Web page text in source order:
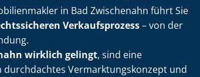
in Bad Zwischenahn führt Sie
Verkaufsprozess– von der
wirklich gelingt, sind eine
Ver­mark­tungs­kon­zept und